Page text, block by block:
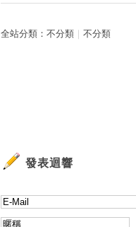
全站分類： 不分類 不分類
發表迴響